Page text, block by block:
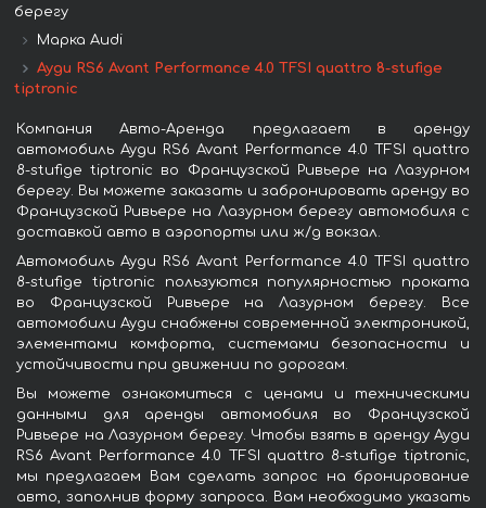
берегу
Марка Audi
Ауди RS6 Avant Performance 4.0 TFSI quattro 8-stufige
tiptronic
Компания Авто-Аренда предлагает в аренду
автомобиль Ауди RS6 Avant Performance 4.0 TFSI quattro
8-stufige tiptronic во Французской Ривьере на Лазурном
берегу. Вы можете заказать и забронировать аренду во
Французской Ривьере на Лазурном берегу автомобиля с
доставкой авто в аэропорты или ж/д вокзал.
Автомобиль Ауди RS6 Avant Performance 4.0 TFSI quattro
8-stufige tiptronic пользуются популярностью проката
во Французской Ривьере на Лазурном берегу. Все
автомобили Ауди снабжены современной электроникой,
элементами комфорта, системами безопасности и
устойчивости при движении по дорогам.
Вы можете ознакомиться с ценами и техническими
данными для аренды автомобиля во Французской
Ривьере на Лазурном берегу. Чтобы взять в аренду Ауди
RS6 Avant Performance 4.0 TFSI quattro 8-stufige tiptronic,
мы предлагаем Вам сделать запрос на бронирование
авто, заполнив форму запроса. Вам необходимо указать